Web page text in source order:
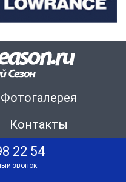
Фотогалерея
Контакты
22 54
звонок